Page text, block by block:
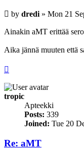
Post
by dredi» Mon 21
Ainakin aMT erittää
Aika jännä muuten että
tropic
Apteekki
Posts: 339
Joined: Tue 20
Re: aMT